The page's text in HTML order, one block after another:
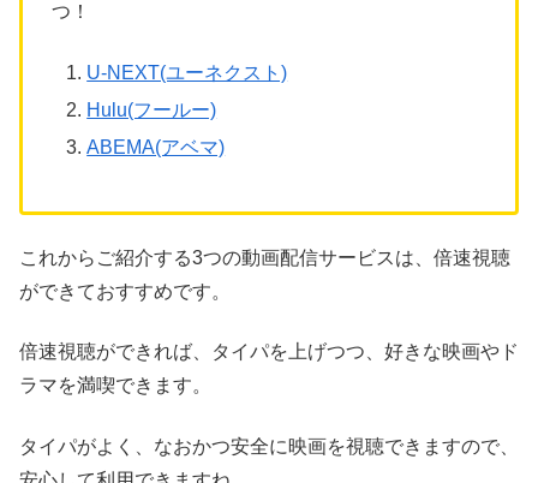
つ！
U-NEXT(ユーネクスト)
Hulu(フールー)
ABEMA(アベマ)
これからご紹介する3つの動画配信サービスは、倍速視聴
ができておすすめです。
倍速視聴ができれば、タイパを上げつつ、好きな映画やド
ラマを満喫できます。
タイパがよく、なおかつ安全に映画を視聴できますので、